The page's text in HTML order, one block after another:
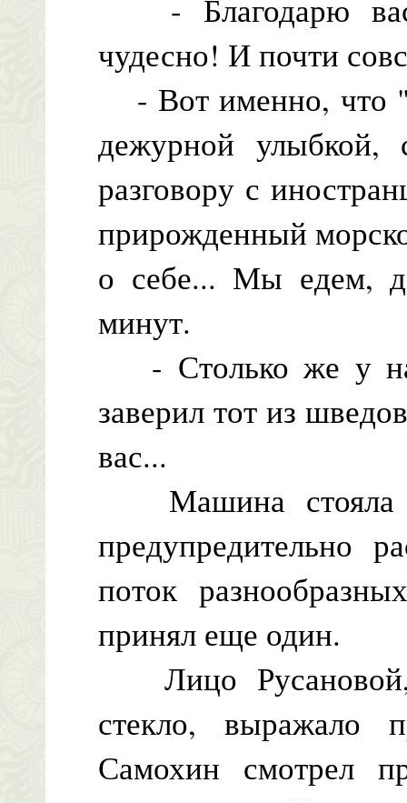
- Благодарю
чудесно! И почти
- Вот именно, что
дежурной улыбкой,
разговору с
прирожденный
о себе... Мы едем,
минут.
- Столько же у
заверил тот из
вас...
Машина стояла
предупредительно
поток
принял еще один.
Лицо Русановой,
стекло, выражало
Самохин смотрел